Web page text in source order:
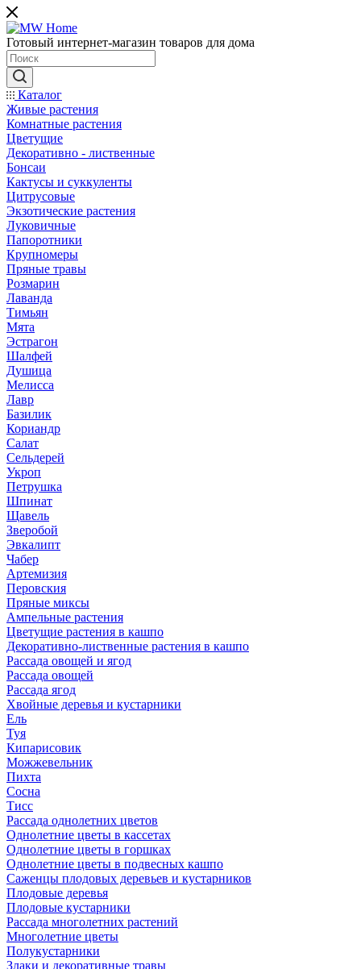
Готовый интернет-магазин товаров для дома
Каталог
Живые растения
Комнатные растения
Цветущие
Декоративно - лиственные
Бонсаи
Кактусы и суккуленты
Цитрусовые
Экзотические растения
Луковичные
Папоротники
Крупномеры
Пряные травы
Розмарин
Лаванда
Тимьян
Мята
Эстрагон
Шалфей
Душица
Мелисса
Лавр
Базилик
Кориандр
Салат
Сельдерей
Укроп
Петрушка
Шпинат
Щавель
Зверобой
Эвкалипт
Чабер
Артемизия
Перовския
Пряные миксы
Ампельные растения
Цветущие растения в кашпо
Декоративно-лиственные растения в кашпо
Рассада овощей и ягод
Рассада овощей
Рассада ягод
Хвойные деревья и кустарники
Ель
Туя
Кипарисовик
Можжевельник
Пихта
Сосна
Тисc
Рассада однолетних цветов
Однолетние цветы в кассетах
Однолетние цветы в горшках
Однолетние цветы в подвесных кашпо
Саженцы плодовых деревьев и кустарников
Плодовые деревья
Плодовые кустарники
Рассада многолетних растений
Многолетние цветы
Полукустарники
Злаки и декоративные травы